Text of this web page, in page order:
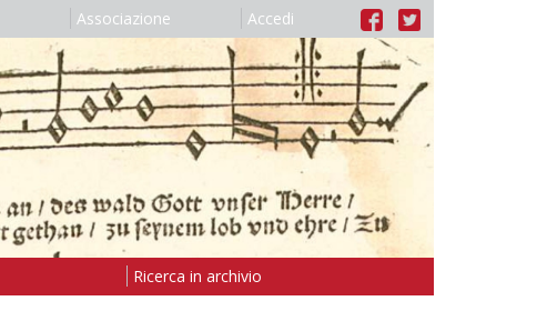
Associazione Accedi
Ricerca in archivio